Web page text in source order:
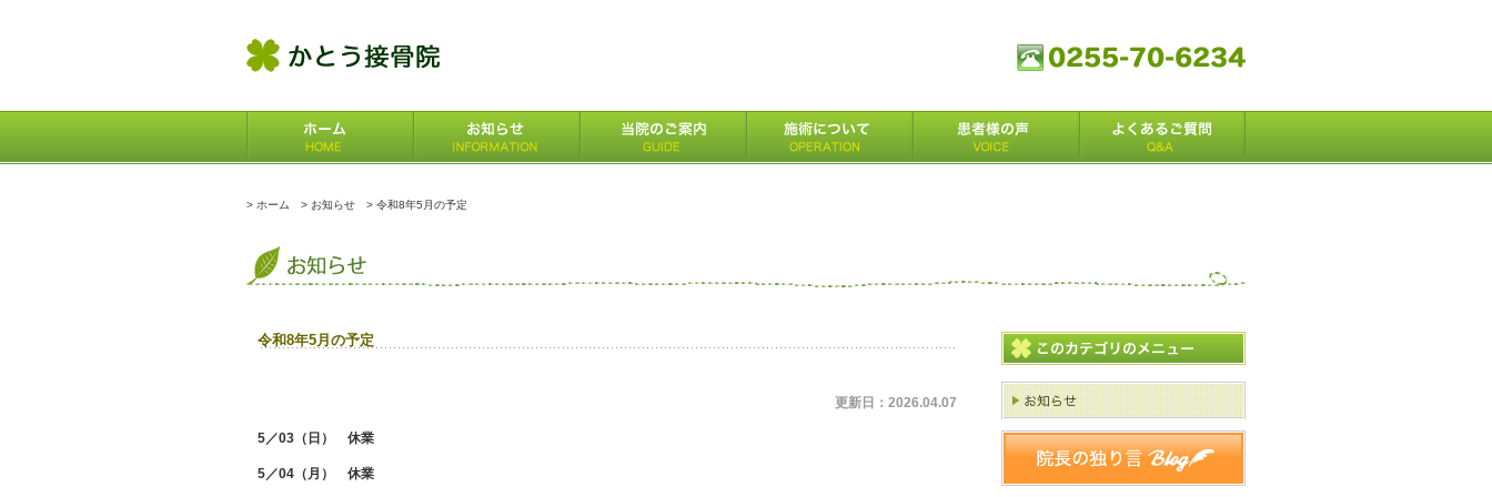
> ホーム > お知らせ > 令和8年5月の予定
令和8年5月の予定
更新日：2026.04.07
5／03（日） 休業
5／04（月） 休業